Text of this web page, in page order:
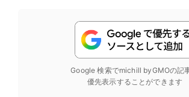
Google 検索でmichill byGMOの記
優先表示することができます